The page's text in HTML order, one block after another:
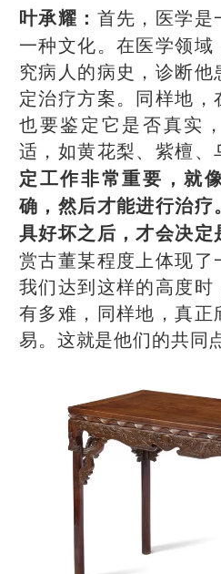
叶承耀： 首先，医学是
一种文化。在医学领
究病人的病史，诊断
定治疗方案。同样地
也要鉴定它是否真实
适，如黄花梨、紫檀
定工作非常重要，就
确，然后才能进行治
具好坏之后，才会决定
赏古董某程度上体现了
我们达到这样的高度
有多难，同样地，真
易。这就是他们的共同点